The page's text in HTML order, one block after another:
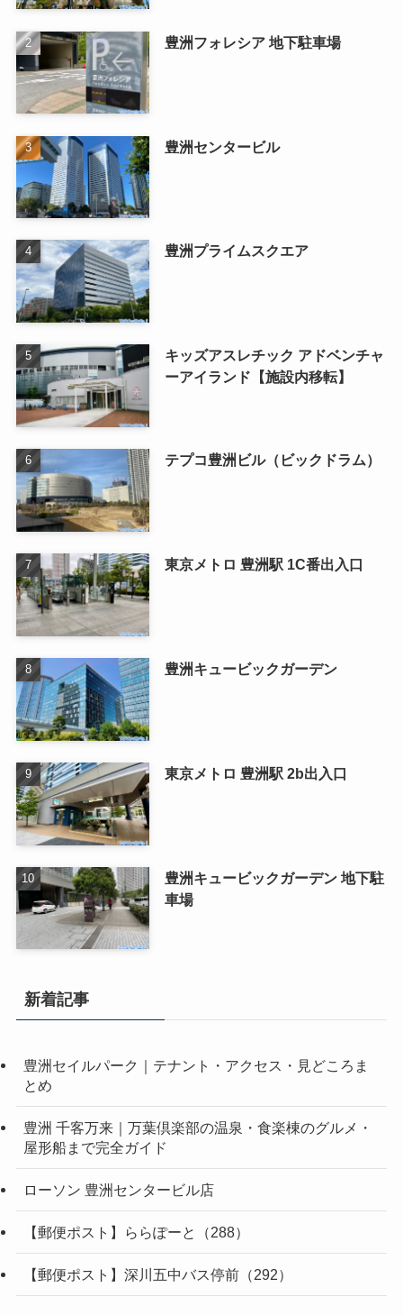
豊洲フォレシア 地下駐車場
豊洲センタービル
豊洲プライムスクエア
キッズアスレチック アドベンチャ
ーアイランド【施設内移転】
テプコ豊洲ビル（ビックドラム）
東京メトロ 豊洲駅 1C番出入口
豊洲キュービックガーデン
東京メトロ 豊洲駅 2b出入口
豊洲キュービックガーデン 地下駐
車場
新着記事
豊洲セイルパーク｜テナント・アクセス・見どころま
とめ
豊洲 千客万来｜万葉倶楽部の温泉・食楽棟のグルメ・
屋形船まで完全ガイド
ローソン 豊洲センタービル店
【郵便ポスト】ららぽーと（288）
【郵便ポスト】深川五中バス停前（292）